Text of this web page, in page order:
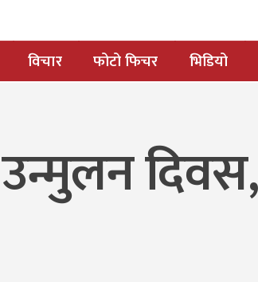
विचार फोटो फिचर भिडियो
उन्मुलन